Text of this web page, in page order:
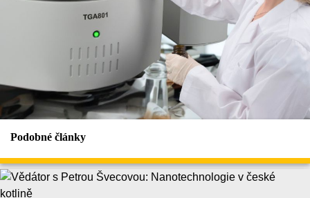
Podobné články